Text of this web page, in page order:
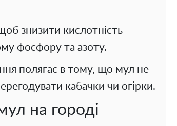
знизити кислотність
фосфору та азоту.
полягає в тому, що мул не
кабачки чи огірки.
на городі